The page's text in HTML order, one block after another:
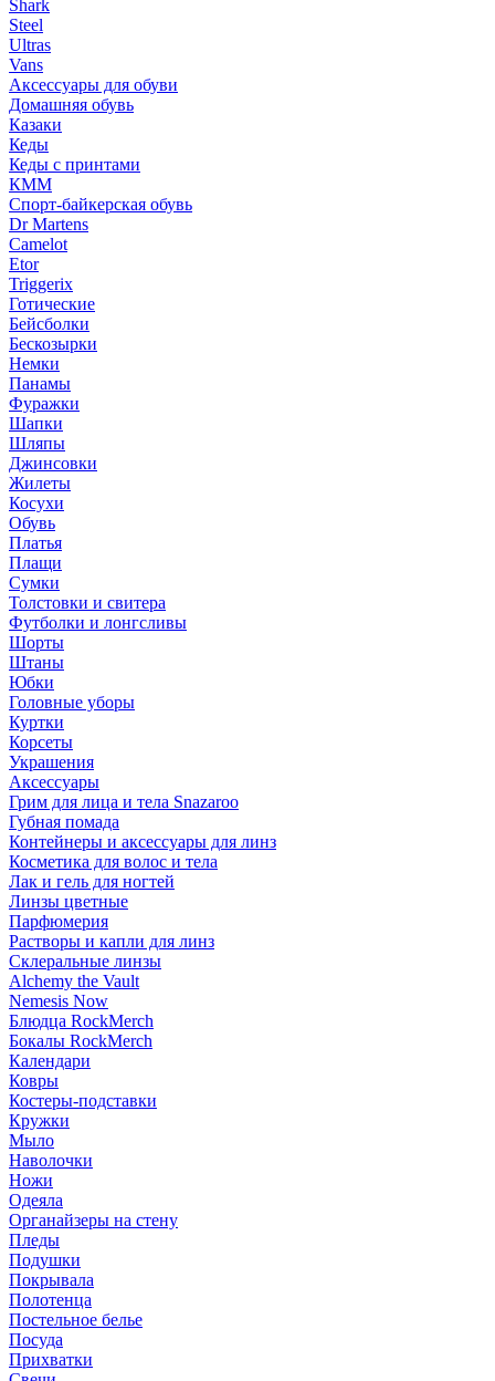
Shark
Steel
Ultras
Vans
Аксессуары для обуви
Домашняя обувь
Казаки
Кеды
Кеды с принтами
КММ
Спорт-байкерская обувь
Dr Martens
Camelot
Etor
Triggerix
Готические
Бейсболки
Бескозырки
Немки
Панамы
Фуражки
Шапки
Шляпы
Джинсовки
Жилеты
Косухи
Обувь
Платья
Плащи
Сумки
Толстовки и свитера
Футболки и лонгсливы
Шорты
Штаны
Юбки
Головные уборы
Куртки
Корсеты
Украшения
Аксессуары
Грим для лица и тела Snazaroo
Губная помада
Контейнеры и аксессуары для линз
Косметика для волос и тела
Лак и гель для ногтей
Линзы цветные
Парфюмерия
Растворы и капли для линз
Склеральные линзы
Alchemy the Vault
Nemesis Now
Блюдца RockMerch
Бокалы RockMerch
Календари
Ковры
Костеры-подставки
Кружки
Мыло
Наволочки
Ножи
Одеяла
Органайзеры на стену
Пледы
Подушки
Покрывала
Полотенца
Постельное белье
Посуда
Прихватки